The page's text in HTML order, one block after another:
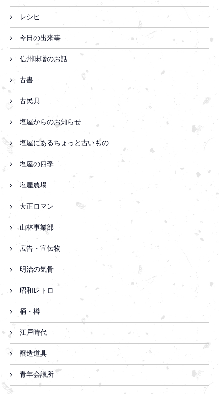
レシピ
今日の出来事
信州味噌のお話
古書
古民具
塩屋からのお知らせ
塩屋にあるちょっと古いもの
塩屋の四季
塩屋農場
大正ロマン
山林事業部
広告・宣伝物
明治の気骨
昭和レトロ
桶・樽
江戸時代
醸造道具
青年会議所